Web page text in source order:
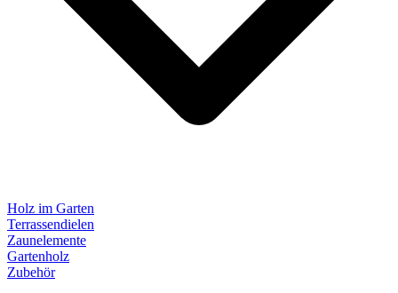
Holz im Garten
Terrassendielen
Zaunelemente
Gartenholz
Zubehör